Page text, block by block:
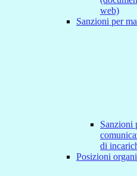
web)
Sanzioni per
Sanzioni
di
Posizioni